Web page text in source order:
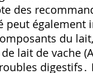
des
peut
du
lait de vache